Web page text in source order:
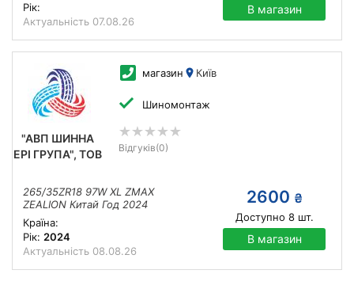
Рік:
Актуальність 07.08.26
В магазин
"АВП ШИННА
ЕРІ ГРУПА", ТОВ
магазин Київ
Шиномонтаж
Відгуків(0)
265/35ZR18 97W XL ZMAX
ZEALION Китай Год 2024
Країна:
Рік: 2024
Актуальність 08.08.26
2600 ₴
Доступно 8шт.
В магазин